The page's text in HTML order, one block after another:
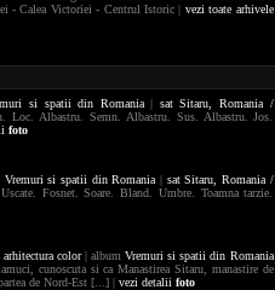
- Calea Victoriei - Centrul Istoric | vezi toate arhivele
si spatii din Romania| sat Sitaru, Romania /
Loc. Albastru. Semn. Albastru. Sus. Albastru. Jos.
foto
Vremuri si spatii din Romania | sat Sitaru, Romania /
Fosnet. Soare. Bland. Umbre. Toamna tarzie.
arhitectura color| albumVremuri si spatii din Romania
cunoscuta si ca Manastirea Sitaru, manastire de
de Nord-Est [...] | vezi detalii foto